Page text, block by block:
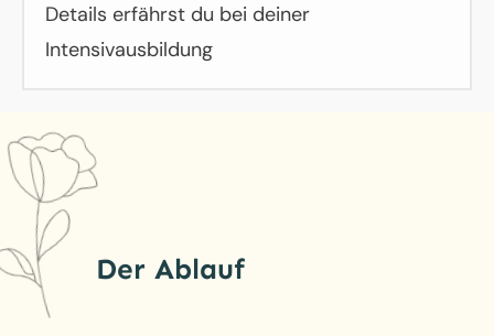
Details erfährst du bei deiner
Intensivausbildung
Der Ablauf